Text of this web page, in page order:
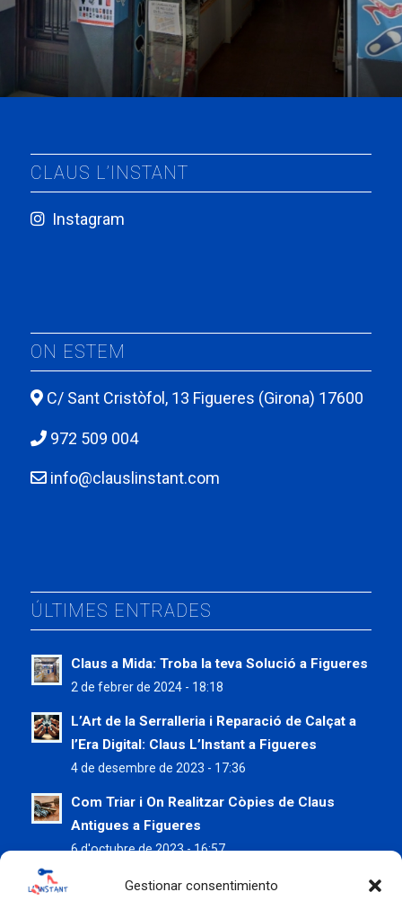
Gestionar consentimiento
CLAUS L’INSTANT
Instagram
ON ESTEM
C/ Sant Cristòfol, 13 Figueres (Girona) 17600
972 509 004
info@clauslinstant.com
ÚLTIMES ENTRADES
Claus a Mida: Troba la teva Solució a Figueres
2 de febrer de 2024 - 18:18
L’Art de la Serralleria i Reparació de Calçat a
l’Era Digital: Claus L’Instant a Figueres
4 de desembre de 2023 - 17:36
Com Triar i On Realitzar Còpies de Claus
Antigues a Figueres
6 d'octubre de 2023 - 16:57
Preserva les teves Sabates d’Estiu amb els